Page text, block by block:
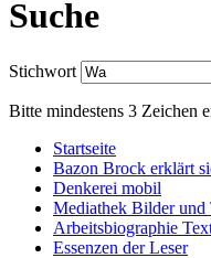
Suche
Stichwort
Bitte mindestens 3 Zeichen
Startseite
Bazon Brock erklärt
Denkerei mobil
Mediathek Bilder und
Arbeitsbiographie
Essenzen der Leser